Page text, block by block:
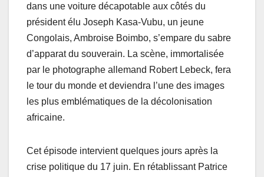
dans une voiture décapotable aux côtés du
président élu Joseph Kasa-Vubu, un jeune
Congolais, Ambroise Boimbo, s’empare du sabre
d’apparat du souverain. La scène, immortalisée
par le photographe allemand Robert Lebeck, fera
le tour du monde et deviendra l’une des images
les plus emblématiques de la décolonisation
africaine.
Cet épisode intervient quelques jours après la
crise politique du 17 juin. En rétablissant Patrice